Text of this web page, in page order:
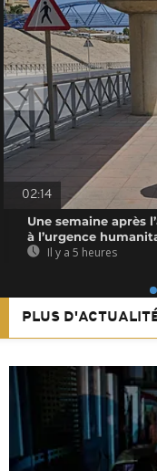
02:14
Une semaine après
à l’urgence
Il y a 5 heures
PLUS